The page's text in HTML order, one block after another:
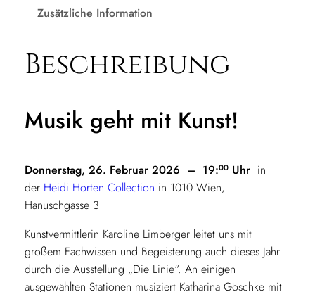
s
0
,
0
n
s
!
–
D
n
n
e
Zusätzliche Information
Beschreibung
Musik geht mit Kunst!
Donnerstag, 26. Februar 2026 – 19:00Uhrin
der Heidi Horten Collection in 1010 Wien,
Hanuschgasse 3
Kunstvermittlerin Karoline Limberger leitet uns mit
großem Fachwissen und Begeisterung auch dieses Jahr
durch die Ausstellung „Die Linie“. An einigen
ausgewählten Stationen musiziert Katharina Göschke mit